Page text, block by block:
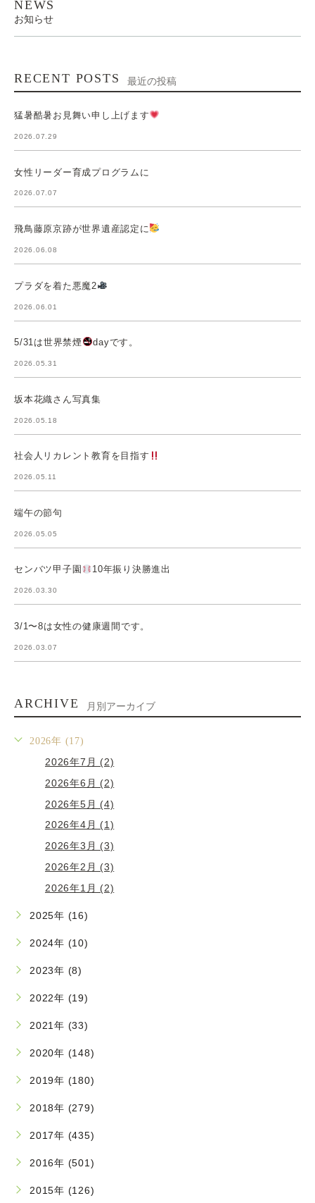
NEWS
お知らせ
RECENT POSTS 最近の投稿
猛暑酷暑お見舞い申し上げます
2026.07.29
女性リーダー育成プログラムに
2026.07.07
飛鳥藤原京跡が世界遺産認定に
2026.06.08
プラダを着た悪魔2
2026.06.01
5/31は世界禁煙 dayです。
2026.05.31
坂本花織さん写真集
2026.05.18
社会人リカレント教育を目指す
2026.05.11
端午の節句
2026.05.05
センバツ甲子園 10年振り決勝進出
2026.03.30
3/1〜8は女性の健康週間です。
2026.03.07
ARCHIVE 月別アーカイブ
2026年 (17)
2026年7月 (2)
2026年6月 (2)
2026年5月 (4)
2026年4月 (1)
2026年3月 (3)
2026年2月 (3)
2026年1月 (2)
2025年 (16)
2024年 (10)
2023年 (8)
2022年 (19)
2021年 (33)
2020年 (148)
2019年 (180)
2018年 (279)
2017年 (435)
2016年 (501)
2015年 (126)